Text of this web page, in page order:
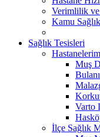
Verimlilik
Kamu
Sağlık Tesisleri
Muş
Varto
İlçe Sağlık